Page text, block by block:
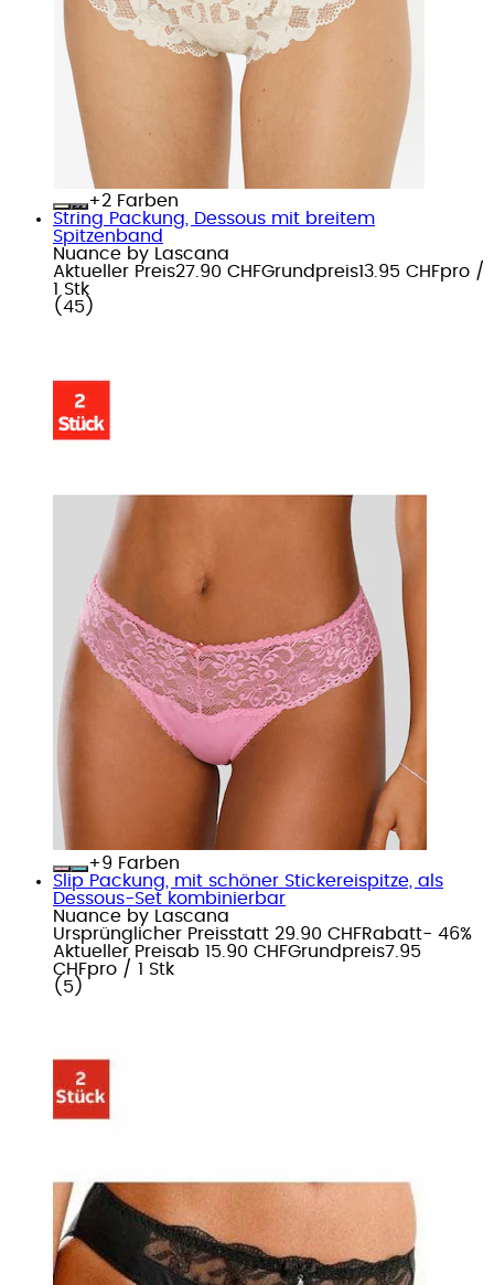
+
Farben
String Packung, Dessous mit breitem
Spitzenband
Nuance by Lascana
Aktueller Preis27.90 CHFGrundpreis13.95 CHFpro /
1 Stk
( 45 )
+
Farben
Slip Packung, mit schöner Stickereispitze, als
Dessous-Set kombinierbar
Nuance by Lascana
Ursprünglicher Preisstatt 29.90 CHFRabatt- 46%
Aktueller Preisab 15.90 CHFGrundpreis7.95
CHFpro / 1 Stk
( 5 )